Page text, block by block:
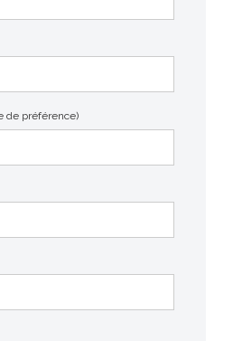
de préférence)